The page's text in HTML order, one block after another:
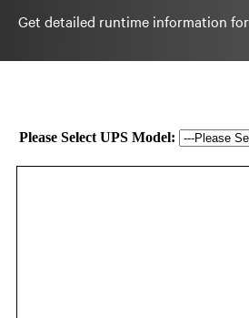
Get detailed runtime information